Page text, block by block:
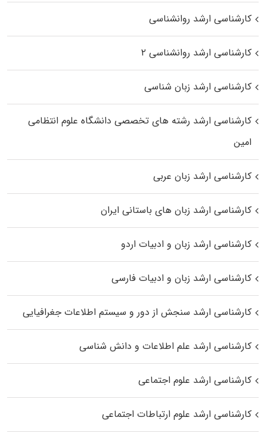
کارشناسی ارشد روانشناسی
کارشناسی ارشد روانشناسی ۲
کارشناسی ارشد زبان شناسی
کارشناسی ارشد رﺷﺘﻪ ﻫﺎی تخصصی داﻧﺸﮕﺎه ﻋﻠﻮم انتظامی
اﻣﻴﻦ
کارشناسی ارشد زبان عربی
کارشناسی ارشد زبان‌ های باستانی ایران
کارشناسی ارشد زبان و ادبیات اردو
کارشناسی ارشد زبان و ادبیات فارسی
کارشناسی ارشد سنجش از دور و سیستم اطلاعات جغرافیایی
کارشناسی ارشد علم اطلاعات و دانش شناسی
کارشناسی ارشد علوم اجتماعی
کارشناسی ارشد علوم ارتباطات اجتماعی